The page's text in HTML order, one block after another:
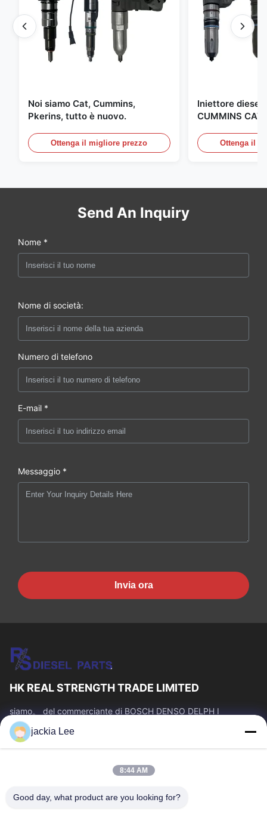
Noi siamo Cat, Cummins,
Pkerins, tutto è nuovo.
Ottenga il migliore prezzo
Iniettore diesel
CUMMINS CAT
Ottenga il
Send An Inquiry
Nome *
Nome di società:
Numero di telefono
E-mail *
Messaggio *
Invia ora
HK REAL STRENGTH TRADE LIMITED
siamo。 del commerciante di BOSCH DENSO DELPH I
CATERPILLAR VOLVO CUMMINS TOYOTA ISUZU Company
numero del whatsapp: 0086 159 2067 9523.
Link Veloci
Prodotti
Su Di Noi
Visita Alla Fabbrica
jackia Lee
8:44 AM
Good day, what product are you looking for?